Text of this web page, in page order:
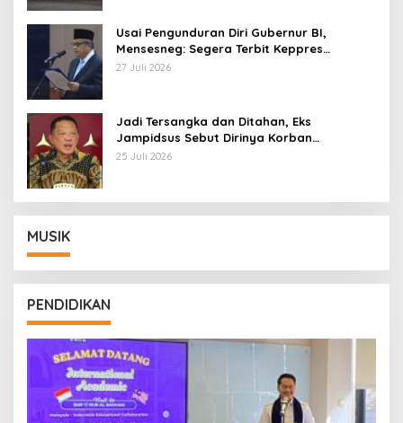
Usai Pengunduran Diri Gubernur BI,
Mensesneg: Segera Terbit Keppres
Pemberhentian dengan Hormat
27 Juli 2026
Jadi Tersangka dan Ditahan, Eks
Jampidsus Sebut Dirinya Korban
Kriminalisasi
25 Juli 2026
MUSIK
PENDIDIKAN